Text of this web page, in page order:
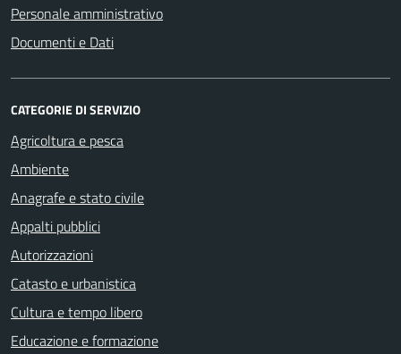
Personale amministrativo
Documenti e Dati
CATEGORIE DI SERVIZIO
Agricoltura e pesca
Ambiente
Anagrafe e stato civile
Appalti pubblici
Autorizzazioni
Catasto e urbanistica
Cultura e tempo libero
Educazione e formazione